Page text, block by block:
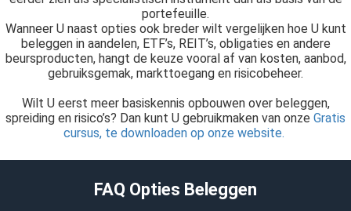
portefeuille.
Wanneer U naast opties ook breder wilt vergelijken hoe U kunt
beleggen in aandelen, ETF’s, REIT’s, obligaties en andere
beursproducten, hangt de keuze vooral af van kosten, aanbod,
gebruiksgemak, markttoegang en risicobeheer.
Wilt U eerst meer basiskennis opbouwen over beleggen,
spreiding en risico’s? Dan kunt U gebruikmaken van onze Gratis
cursus, te downloaden op onze website.
FAQ Opties Beleggen